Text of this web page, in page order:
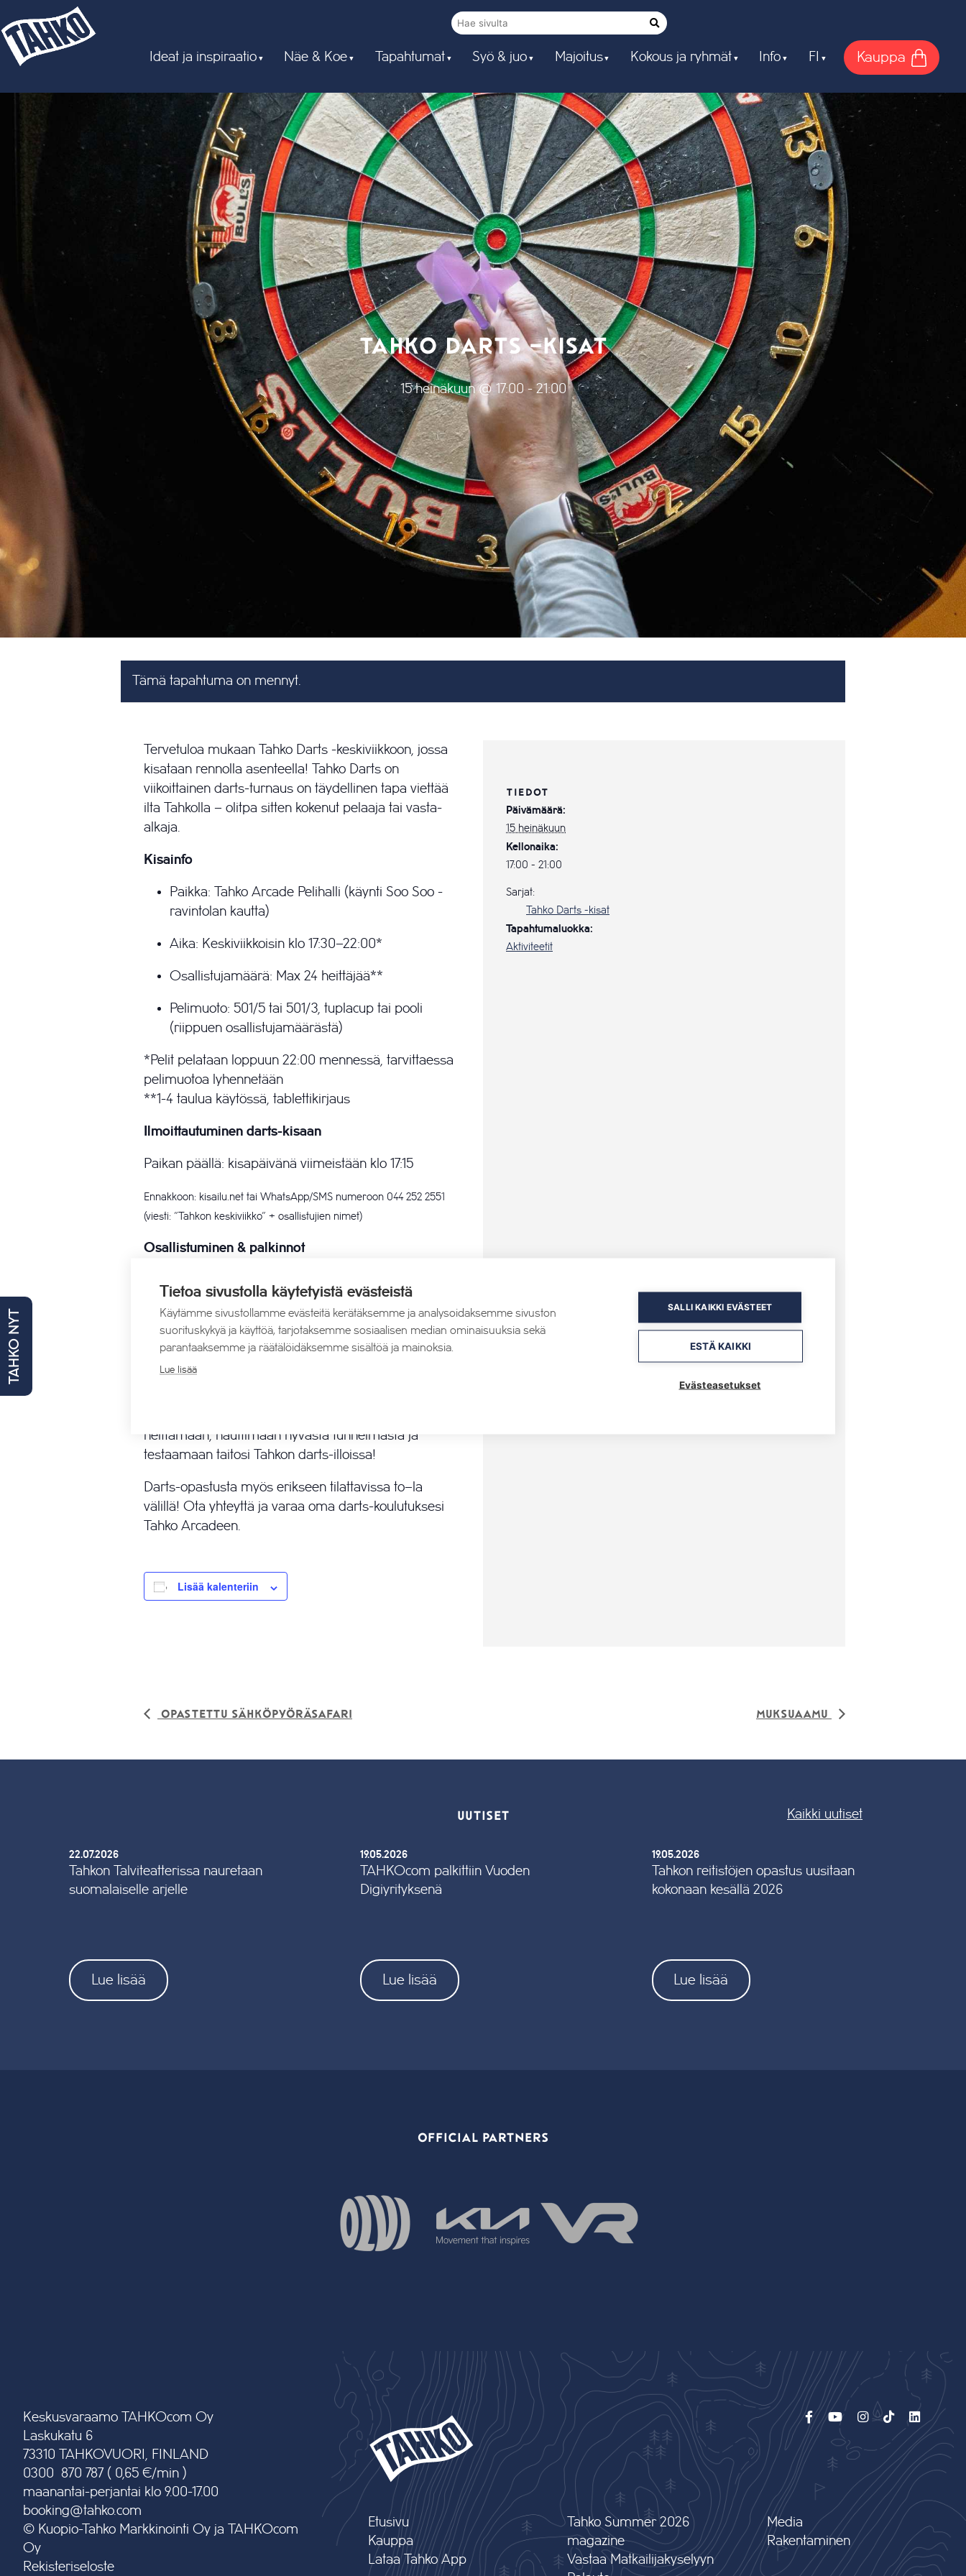
Ideat ja inspiraatio Näe & Koe Tapahtumat Syö & juo Majoitus Kokous ja ryhmät Info FI Kauppa
TAHKO NYT
TAHKO DARTS -KISAT
15 heinäkuun @ 17:00 - 21:00
Tämä tapahtuma on mennyt.
Tervetuloa mukaan Tahko Darts -keskiviikkoon, jossa
kisataan rennolla asenteella! Tahko Darts on
viikoittainen darts-turnaus on täydellinen tapa viettää
ilta Tahkolla – olitpa sitten kokenut pelaaja tai vasta-
alkaja.
Kisainfo
Paikka: Tahko Arcade Pelihalli (käynti Soo Soo -
ravintolan kautta)
Aika: Keskiviikkoisin klo 17:30–22:00*
Osallistujamäärä: Max 24 heittäjää**
Pelimuoto: 501/5 tai 501/3, tuplacup tai pooli
(riippuen osallistujamäärästä)
*Pelit pelataan loppuun 22:00 mennessä, tarvittaessa
pelimuotoa lyhennetään
**1-4 taulua käytössä, tablettikirjaus
Ilmoittautuminen darts-kisaan
Paikan päällä: kisapäivänä viimeistään klo 17:15
Ennakkoon: kisailu.net tai WhatsApp/SMS numeroon 044 252 2551
(viesti: ”Tahkon keskiviikko” + osallistujien nimet)
Osallistuminen & palkinnot
paikan päällä käteisellä
Palkinnot: kaksi parasta palkitaan
Välineet: järjestäjältä tikkoja panttia vastaan (10 €)
heittämään, nauttimaan hyvästä tunnelmasta ja
testaamaan taitosi Tahkon darts-illoissa!
Darts-opastusta myös erikseen tilattavissa to–la
välillä! Ota yhteyttä ja varaa oma darts-koulutuksesi
Tahko Arcadeen.
Lisää kalenteriin
TIEDOT
Päivämäärä:
15 heinäkuun
Kellonaika:
17:00 - 21:00
Sarjat:
Tahko Darts -kisat
Tapahtumaluokka:
Aktiviteetit
Opastettu sähköpyöräsafari Muksuaamu
UUTISET Kaikki uutiset
22.07.2026
Tahkon Talviteatterissa nauretaan
suomalaiselle arjelle
Lue lisää
19.05.2026
TAHKOcom palkittiin Vuoden
Digiyrityksenä
Lue lisää
19.05.2026
Tahkon reitistöjen opastus uusitaan
kokonaan kesällä 2026
Lue lisää
OFFICIAL PARTNERS
Keskusvaraamo TAHKOcom Oy
Laskukatu 6
73310 TAHKOVUORI, FINLAND
0300 870 787 ( 0,65 €/min )
maanantai-perjantai klo 9.00-17.00
booking@tahko.com
© Kuopio-Tahko Markkinointi Oy ja TAHKOcom
Oy
Rekisteriseloste
Etusivu
Kauppa
Lataa Tahko App
Tahko Summer 2026
magazine
Vastaa Matkailijakyselyyn
Media
Rakentaminen
Tietoa sivustolla käytetyistä evästeistä
Käytämme sivustollamme evästeitä kerätäksemme ja analysoidaksemme sivuston
suorituskykyä ja käyttöä, tarjotaksemme sosiaalisen median ominaisuuksia sekä
parantaaksemme ja räätälöidäksemme sisältöä ja mainoksia.
Lue lisää
SALLI KAIKKI EVÄSTEET
ESTÄ KAIKKI
Evästeasetukset